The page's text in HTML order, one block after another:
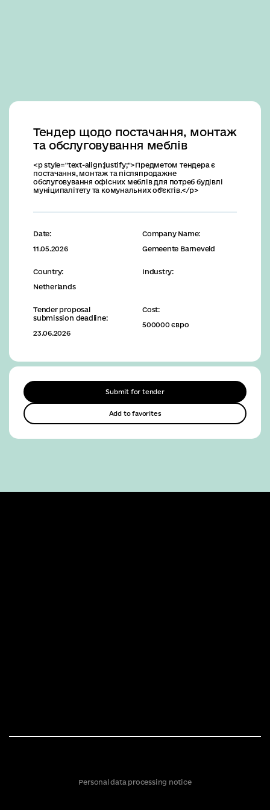
Тендер щодо постачання, монтаж
та обслуговування меблів
<p style="text-align:justify;">Предметом тендера є
постачання, монтаж та післяпродажне
обслуговування офісних меблів для потреб будівлі
муніципалітету та комунальних об’єктів.</p>
Date:
11.05.2026
Company Name:
Gemeente Barneveld
Country:
Netherlands
Industry:
Tender proposal
submission deadline:
23.06.2026
Cost:
500000 євро
Submit for tender
Add to favorites
Personal data processing notice